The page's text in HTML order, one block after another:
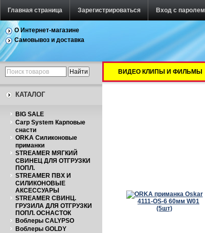
Главная страница Зарегистрироваться Вход с паролем
О Интернет-магазине
Самовывоз и доставка
КАТАЛОГ
BIG SALE
Carp System Карповые
снасти
ORKA Силиконовые
приманки
STREAMER МЯГКИЙ
СВИНЕЦ ДЛЯ ОТГРУЗКИ
ПОПЛ.
STREAMER ПВХ И
СИЛИКОНОВЫЕ
АКСЕССУАРЫ
STREAMER СВИНЦ.
ГРУЗИЛА ДЛЯ ОТГРУЗКИ
ПОПЛ. ОСНАСТОК
Воблеры CALYPSO
Воблеры GOLDY
ВИДЕО КЛИПЫ И ФИЛЬМЫ